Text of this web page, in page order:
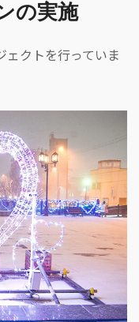
の実施
ェクトを行っていま